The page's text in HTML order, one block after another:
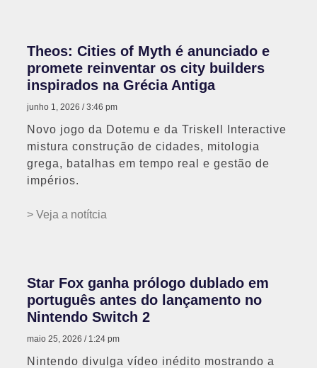
Theos: Cities of Myth é anunciado e
promete reinventar os city builders
inspirados na Grécia Antiga
junho 1, 2026 3:46 pm
Novo jogo da Dotemu e da Triskell Interactive
mistura construção de cidades, mitologia
grega, batalhas em tempo real e gestão de
impérios.
> Veja a notítcia
Star Fox ganha prólogo dublado em
português antes do lançamento no
Nintendo Switch 2
maio 25, 2026 1:24 pm
Nintendo divulga vídeo inédito mostrando a